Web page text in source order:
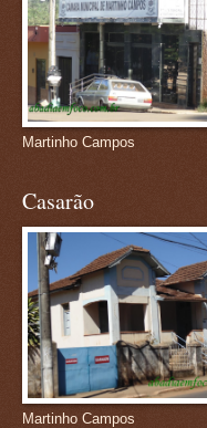
Martinho Campos
Casarão
Martinho Campos